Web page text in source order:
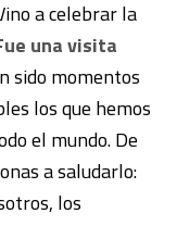
a celebrar la
una visita
sido momentos
los que hemos
el mundo. De
a saludarlo:
los